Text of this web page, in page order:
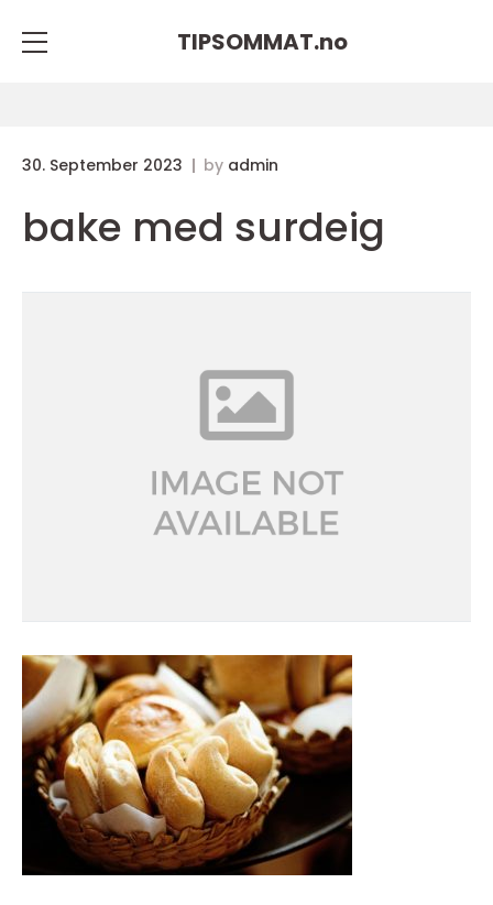
TIPSOMMAT.no
30. September 2023 by admin
bake med surdeig